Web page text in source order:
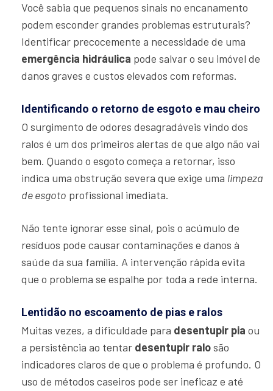
Você sabia que pequenos sinais no encanamento
podem esconder grandes problemas estruturais?
Identificar precocemente a necessidade de uma
emergência hidráulica pode salvar o seu imóvel de
danos graves e custos elevados com reformas.
Identificando o retorno de esgoto e mau cheiro
O surgimento de odores desagradáveis vindo dos
ralos é um dos primeiros alertas de que algo não vai
bem. Quando o esgoto começa a retornar, isso
indica uma obstrução severa que exige uma limpeza
de esgoto profissional imediata.
Não tente ignorar esse sinal, pois o acúmulo de
resíduos pode causar contaminações e danos à
saúde da sua família. A intervenção rápida evita
que o problema se espalhe por toda a rede interna.
Lentidão no escoamento de pias e ralos
Muitas vezes, a dificuldade para desentupir pia ou
a persistência ao tentar desentupir ralosão
indicadores claros de que o problema é profundo. O
uso de métodos caseiros pode ser ineficaz e até